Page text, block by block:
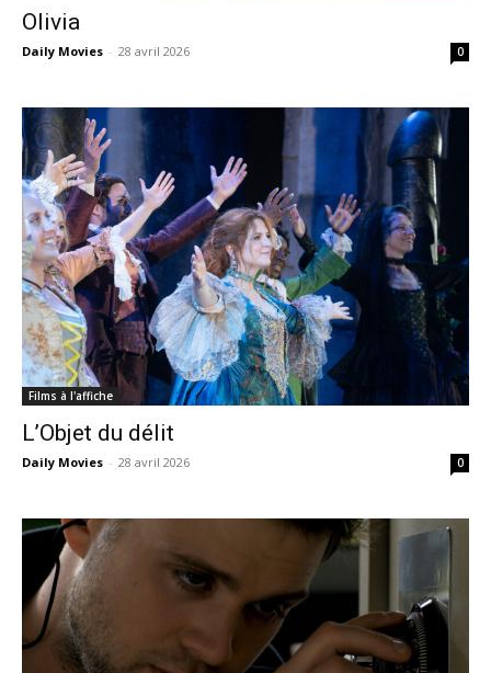
Olivia
Daily Movies - 28 avril 2026 0
Films à l'affiche
L’Objet du délit
Daily Movies - 28 avril 2026 0